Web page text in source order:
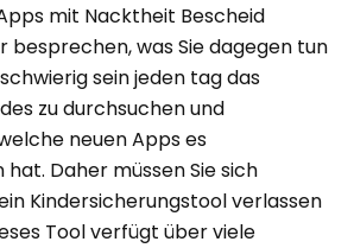
mit Nacktheit Bescheid
besprechen, was Sie dagegen tun
sein jeden tag das
zu durchsuchen und
neuen Apps es
Daher müssen Sie sich
Kindersicherungstool verlassen
Tool verfügt über viele